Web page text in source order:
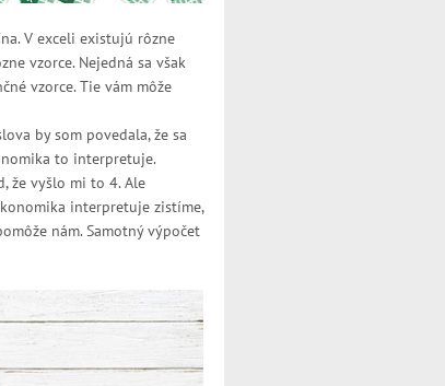
V exceli existujú rôzne
vzorce. Nejedná sa však
vzorce. Tie vám môže
by som povedala, že sa
to interpretuje.
že vyšlo mi to 4. Ale
interpretuje zistíme,
nám. Samotný výpočet